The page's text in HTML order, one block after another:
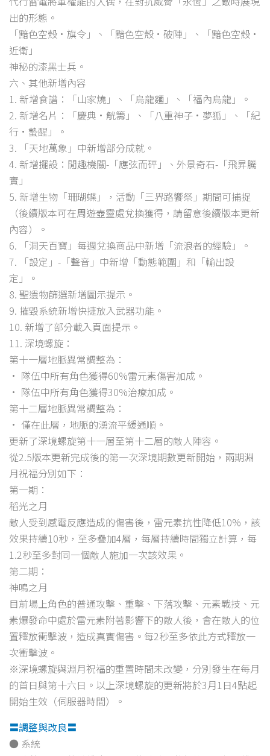
出的形態。
「黯色空殼·旗令」、「黯色空殼·破陣」、「黯色空殼·
近衛」
神秘的漆黑士兵。
六、其他新增內容
1. 新增食譜：「山家燒」、「烏龍麵」、「福內烏龍」。
2. 新增名片：「慶典·觥籌」、「八重神子·夢狐」、「紀
行·蟄醒」。
3. 「天地萬象」中新增部分成就。
4. 新增擺設：閒趣機關-「應弦而砰」、外景奇石-「飛昇騰
實」
5. 新增生物「珊瑚蝶」，活動「三界路饗祭」期間可捕捉
（後續版本可在周遊壺靈處兌換獲得，請留意後續版本更新
內容）。
6. 「洞天百寶」每週兌換商品中新增「流浪者的經驗」。
7. 「設定」-「聲音」中新增「動態範圍」和「輸出設
定」。
8. 聖遺物篩選新增圖示提示。
9. 摧毀系統新增快捷放入武器功能。
10. 新增了部分載入頁面提示。
11. 深境螺旋：
第十一層地脈異常調整為：
• 隊伍中所有角色獲得60%雷元素傷害加成。
• 隊伍中所有角色獲得30%治療加成。
第十二層地脈異常調整為：
• 僅在此層，地脈的湧流平緩通順。
更新了深境螺旋第十一層至第十二層的敵人陣容。
從2.5版本更新完成後的第一次深境期數更新開始，兩期淵
月祝福分別如下：
第一期：
稻光之月
敵人受到感電反應造成的傷害後，雷元素抗性降低10%，該
效果持續10秒，至多疊加4層，每層持續時間獨立計算，每
1.2秒至多對同一個敵人施加一次該效果。
第二期：
神鳴之月
目前場上角色的普通攻擊、重擊、下落攻擊、元素戰技、元
素爆發命中處於雷元素附著影響下的敵人後，會在敵人的位
置釋放衝擊波，造成真實傷害。每2秒至多依此方式釋放一
次衝擊波。
※深境螺旋與淵月祝福的重置時間未改變，分別發生在每月
的首日與第十六日。以上深境螺旋的更新將於3月1日4點起
開始生效（伺服器時間）。
〓調整與改良〓
● 系統